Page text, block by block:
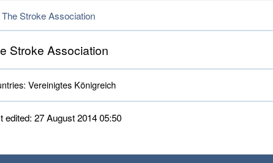
The Stroke Association
Stroke Association
Vereinigtes Königreich
edited: 27 August 2014 05:50